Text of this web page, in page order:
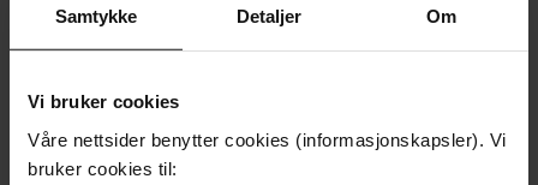
Samtykke Detaljer Om
Vi bruker cookies
Våre nettsider benytter cookies (informasjonskapsler). Vi
bruker cookies til: